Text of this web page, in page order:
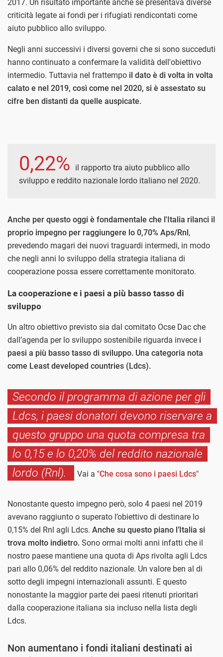
2017. Un risultato importante anche se presentava diverse
criticità legate ai fondi per i rifugiati rendicontati come
aiuto pubblico allo sviluppo.
Negli anni successivi i diversi governi che si sono succeduti
hanno continuato a confermare la validità dell'obiettivo
intermedio. Tuttavia nel frattempo il dato è di volta in volta
calato e nel 2019, così come nel 2020, si è assestato su
cifre ben distanti da quelle auspicate.
0,22%
il rapporto tra aiuto pubblico allo
sviluppo e reddito nazionale lordo italiano nel 2020.
Anche per questo oggi è fondamentale che l'Italia rilanci il
proprio impegno per raggiungere lo 0,70% Aps/Rnl,
prevedendo magari dei nuovi traguardi intermedi, in modo
che negli anni lo sviluppo della strategia italiana di
cooperazione possa essere correttamente monitorato.
La cooperazione e i paesi a più basso tasso di
sviluppo
Un altro obiettivo previsto sia dal comitato Ocse Dac che
dall’agenda per lo sviluppo sostenibile riguarda invece i
paesi a più basso tasso di sviluppo. Una categoria nota
come Least developed countries (Ldcs).
Secondo il programma di azione per gli
Ldcs, i paesi donatori devono riservare a
questo gruppo una quota compresa tra
lo 0,15 e lo 0,20% del reddito nazionale
lordo (Rnl).
Vai a "Che cosa sono i paesi Ldcs"
Nonostante questo impegno però, solo 4 paesi nel 2019
avevano raggiunto o superato l’obiettivo di destinare lo
0,15% del Rnl agli Ldcs. Anche su questo piano l’Italia si
trova molto indietro. Sono ormai molti anni infatti che il
nostro paese mantiene una quota di Aps rivolta agli Ldcs
pari allo 0,06% del reddito nazionale. Un valore ben al di
sotto degli impegni internazionali assunti. E questo
nonostante la maggior parte dei paesi ritenuti prioritari
dalla cooperazione italiana sia incluso nella lista degli
Ldcs.
Non aumentano i fondi italiani destinati ai